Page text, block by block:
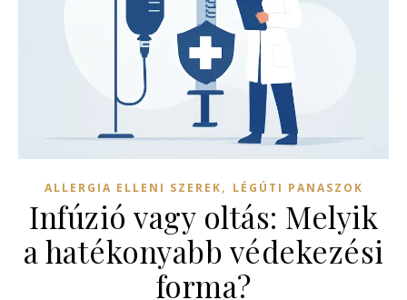
ALLERGIA ELLENI SZEREK, LÉGÚTI PANASZOK
Infúzió vagy oltás: Melyik
a hatékonyabb védekezési
forma?